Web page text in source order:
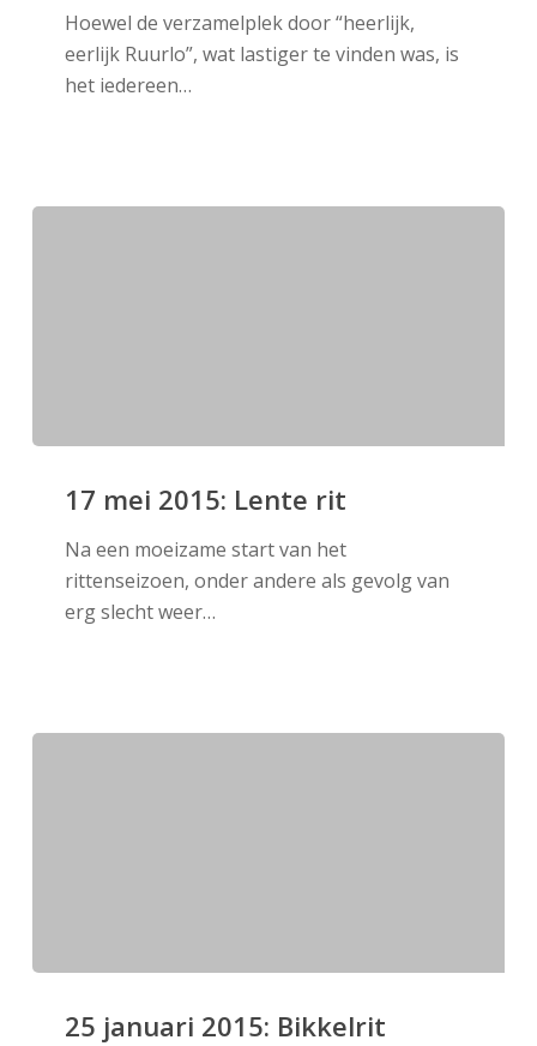
Damesrit
Hoewel de verzamelplek door “heerlijk,
eerlijk Ruurlo”, wat lastiger te vinden was, is
het iedereen…
Lente
17 mei 2015: Lente rit
Na een moeizame start van het
rittenseizoen, onder andere als gevolg van
erg slecht weer…
januari
25 januari 2015: Bikkelrit